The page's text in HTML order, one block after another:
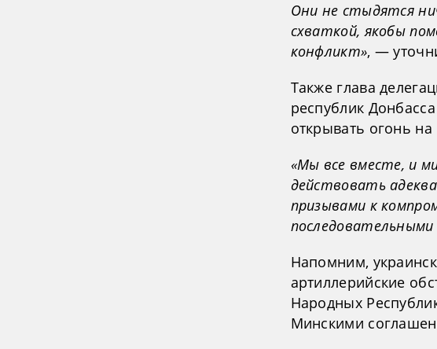
Они не стыдятся
схваткой, якобы
конфликт», —
Также глава
республик
открывать огонь
«Мы все вместе, и
действовать
призывами к
Напомним,
артиллерийские
Народных
Минскими